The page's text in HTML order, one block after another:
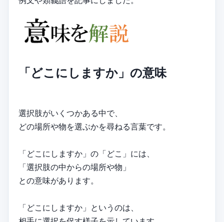
「どこにしますか」の意味
選択肢がいくつかある中で、
どの場所や物を選ぶかを尋ねる言葉です。
「どこにしますか」の「どこ」には、
「選択肢の中からの場所や物」
との意味があります。
「どこにしますか」というのは、